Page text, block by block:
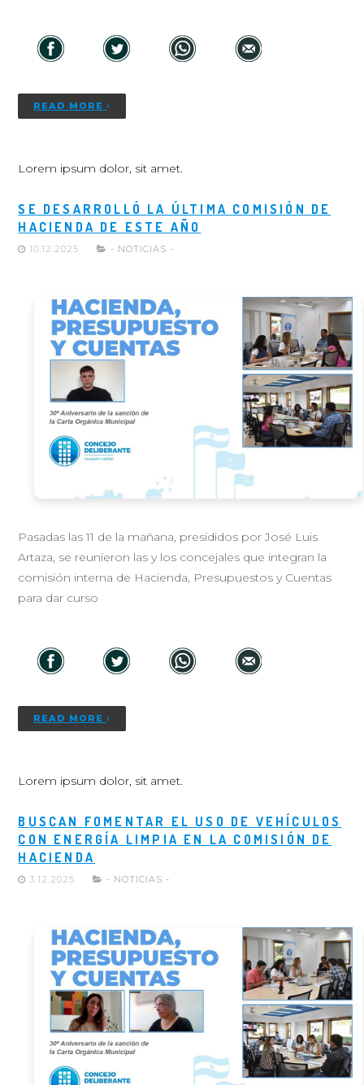
READ MORE
Lorem ipsum dolor, sit amet.
SE DESARROLLÓ LA ÚLTIMA COMISIÓN DE
HACIENDA DE ESTE AÑO
10.12.2025 - NOTICIAS -
Pasadas las 11 de la mañana, presididos por José Luis
Artaza, se reunieron las y los concejales que integran la
comisión interna de Hacienda, Presupuestos y Cuentas
para dar curso
READ MORE
Lorem ipsum dolor, sit amet.
BUSCAN FOMENTAR EL USO DE VEHÍCULOS
CON ENERGÍA LIMPIA EN LA COMISIÓN DE
HACIENDA
3.12.2025 - NOTICIAS -